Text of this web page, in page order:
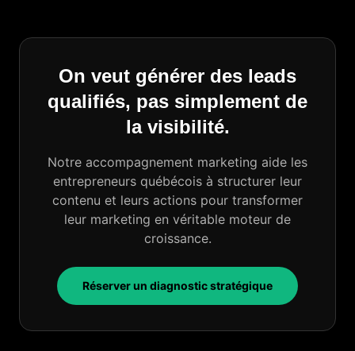
On veut générer des leads
qualifiés, pas simplement de
la visibilité.
Notre accompagnement marketing aide les
entrepreneurs québécois à structurer leur
contenu et leurs actions pour transformer
leur marketing en véritable moteur de
croissance.
Réserver un diagnostic stratégique